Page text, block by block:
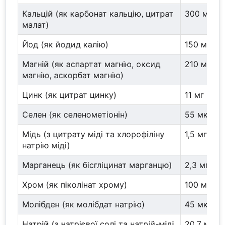
Кальцій (як карбонат кальцію, цитрат
малат)
300 мг
Йод (як йодид калію)
150 мкг
Магній (як аспартат магнію, оксид
магнію, аскорбат магнію)
210 мг
Цинк (як цитрат цинку)
11 мг
Селен (як селенометіонін)
55 мкг
Мідь (з цитрату міді та хлорофіліну
натрію міді)
1,5 мг
Марганець (як бісгліцинат марганцю)
2,3 мг
Хром (як піколінат хрому)
100 мкг
Молібден (як молібдат натрію)
45 мкг